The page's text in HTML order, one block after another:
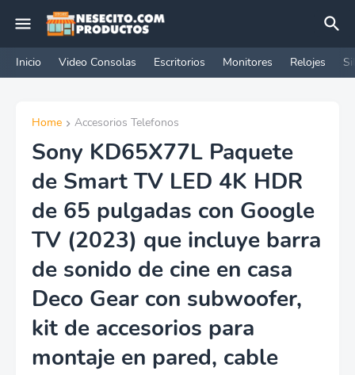
Inicio Video Consolas Escritorios Monitores Relojes
Home Accesorios Telefonos
Sony KD65X77L Paquete
de Smart TV LED 4K HDR
de 65 pulgadas con Google
TV (2023) que incluye barra
de sonido de cine en casa
Deco Gear con subwoofer,
kit de accesorios para
montaje en pared, cable